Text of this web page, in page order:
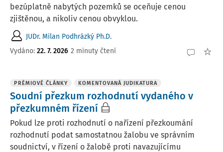
bezúplatně nabytých pozemků se oceňuje cenou
zjištěnou, a nikoliv cenou obvyklou.
JUDr. Milan Podhrázký Ph.D.
Vydáno: 22. 7. 2026 2 minuty čtení
PRÉMIOVÉ ČLÁNKY KOMENTOVANÁ JUDIKATURA
Soudní přezkum rozhodnutí vydaného v
přezkumném řízení
Pokud lze proti rozhodnutí o nařízení přezkoumání
rozhodnutí podat samostatnou žalobu ve správním
soudnictví, v řízení o žalobě proti navazujícímu